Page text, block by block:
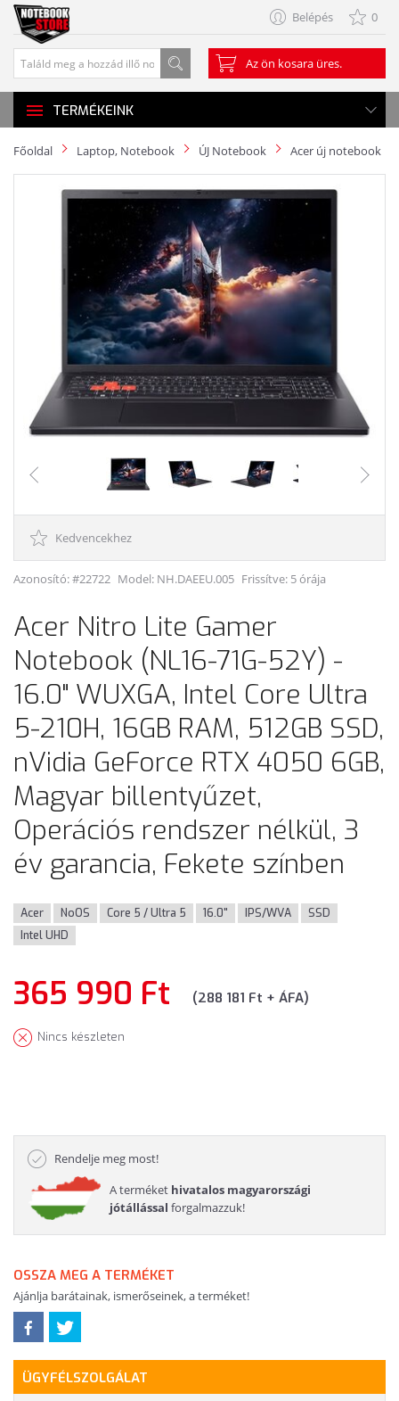
Belépés 0
Az ön kosara üres.
TERMÉKEINK
Főoldal Laptop, Notebook ÚJ Notebook Acer új notebook
Kedvencekhez
Azonosító: #22722 Model: NH.DAEEU.005 Frissítve: 5 órája
Acer Nitro Lite Gamer
Notebook (NL16-71G-52Y) -
16.0" WUXGA, Intel Core Ultra
5-210H, 16GB RAM, 512GB SSD,
nVidia GeForce RTX 4050 6GB,
Magyar billentyűzet,
Operációs rendszer nélkül, 3
év garancia, Fekete színben
Acer NoOS Core 5 / Ultra 5 16.0" IPS/WVA
SSD
Intel UHD
365 990 Ft (288 181 Ft + ÁFA)
Nincs készleten
Rendelje meg most!
A terméket hivatalos magyarországi
jótállással forgalmazzuk!
OSSZA MEG A TERMÉKET
Ajánlja barátainak, ismerőseinek, a terméket!
ÜGYFÉLSZOLGÁLAT